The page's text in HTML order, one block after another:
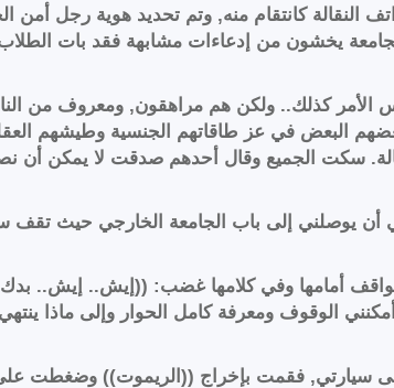
كانتقام منه, وتم تحديد هوية رجل أمن
يخشون من إدعاءات مشابهة فقد بات الطلاب
كذلك.. ولكن هم مراهقون, ومعروف من
البعض في عز طاقاتهم الجنسية وطيشهم
سكت الجميع وقال أحدهم صدقت لا يمكن أن
يوصلني إلى باب الجامعة الخارجي حيث تقف
أمامها وفي كلامها غضب: ((إيش.. إيش..
الوقوف ومعرفة كامل الحوار وإلى ماذا
سيارتي, فقمت بإخراج ((الريموت)) وضغطت